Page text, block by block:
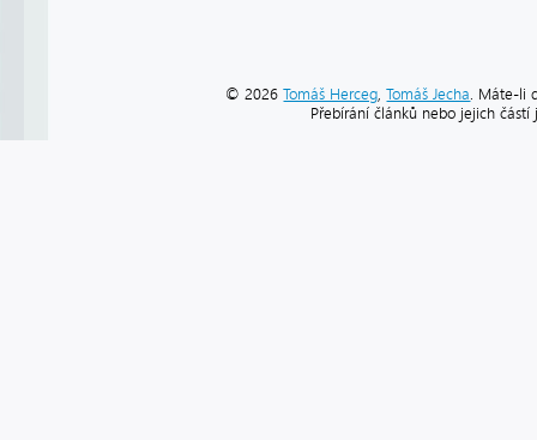
© 2026Tomáš Herceg,Tomáš Jecha. Máte-li
Přebírání článků nebo jejich